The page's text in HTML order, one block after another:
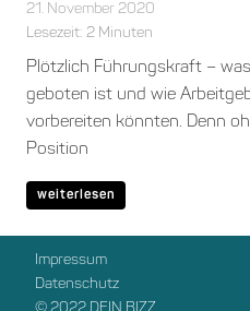
21. November 2020
Lesezeit: 2 Minuten
Plötzlich Führungskraft –
geboten ist und wie
vorbereiten könnten. Denn
Position
weiterlesen
Impressum
Datenschutz